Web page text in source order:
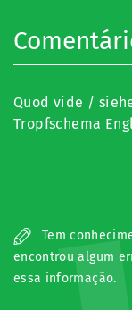
Quod vide /
Tropfschema
Tem
encontrou algum
essa informação.